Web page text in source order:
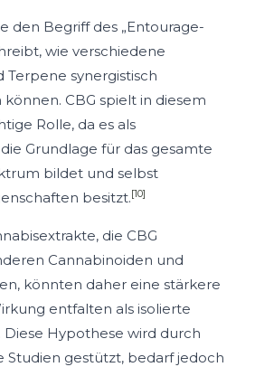
den Begriff des „Entourage-
wie verschiedene
Terpene synergistisch
CBG spielt in diesem
Rolle, da es als
Grundlage für das gesamte
bildet und selbst
besitzt.[10]
die CBG
Cannabinoiden und
könnten daher eine stärkere
entfalten als isolierte
Diese Hypothese wird durch
Studien gestützt, bedarf jedoch